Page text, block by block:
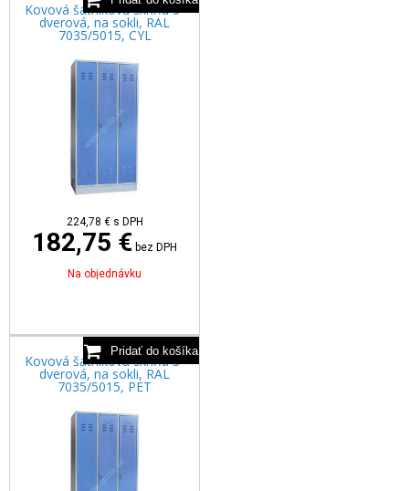
Kovová šatníková skriňa 3-
dverová, na sokli, RAL
7035/5015, CYL
224,78 € s DPH
182,75 € bez DPH
Na objednávku
Kovová šatníková skriňa 3-
dverová, na sokli, RAL
7035/5015, PET